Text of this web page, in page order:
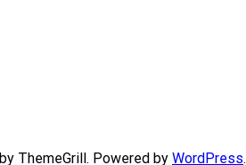
by ThemeGrill. Powered by WordPress.